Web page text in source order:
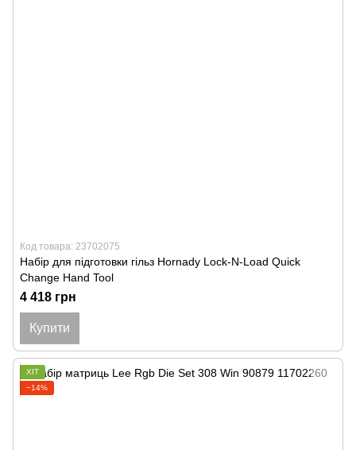
Код товара: 23702075
Набір для підготовки гільз Hornady Lock-N-Load Quick
Change Hand Tool
4 418 грн
Купити
ХІТ
−14%